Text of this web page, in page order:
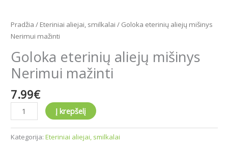
Pradžia / Eteriniai aliejai, smilkalai / Goloka eterinių aliejų mišinys
Nerimui mažinti
Goloka eterinių aliejų mišinys
Nerimui mažinti
7.99€
Į krepšelį
Kategorija: Eteriniai aliejai, smilkalai